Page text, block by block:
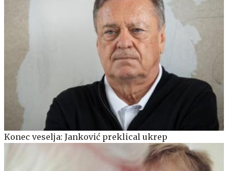
Konec veselja: Janković preklical ukrep